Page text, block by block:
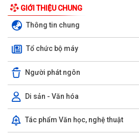
GIỚI THIỆU CHUNG
Thông tin chung
Tổ chức bộ máy
Người phát ngôn
Di sản - Văn hóa
Tác phẩm Văn học, nghệ thuật